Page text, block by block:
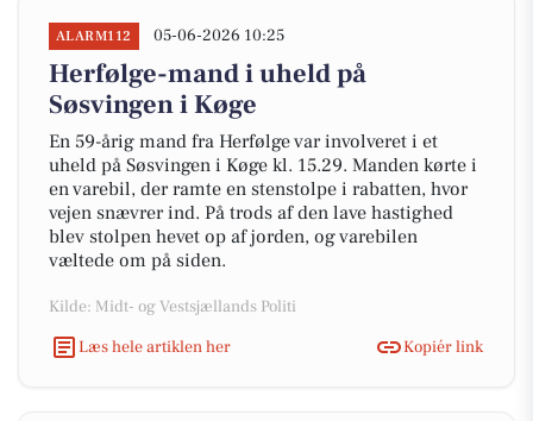
ALARM112 05-06-2026 10:25
Herfølge-mand i uheld på
Søsvingen i Køge
En 59-årig mand fra Herfølge var involveret i et
uheld på Søsvingen i Køge kl. 15.29. Manden kørte i
en varebil, der ramte en stenstolpe i rabatten, hvor
vejen snævrer ind. På trods af den lave hastighed
blev stolpen hevet op af jorden, og varebilen
væltede om på siden.
Kilde: Midt- og Vestsjællands Politi
Læs hele artiklen her
Kopiér link